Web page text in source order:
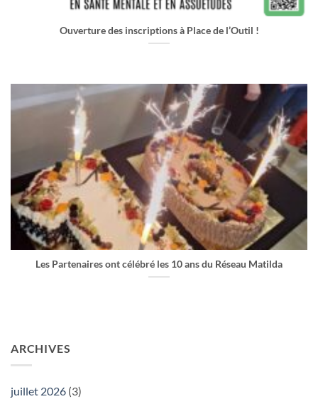
Ouverture des inscriptions à Place de l’Outil !
Les Partenaires ont célébré les 10 ans du Réseau Matilda
ARCHIVES
juillet 2026 (3)